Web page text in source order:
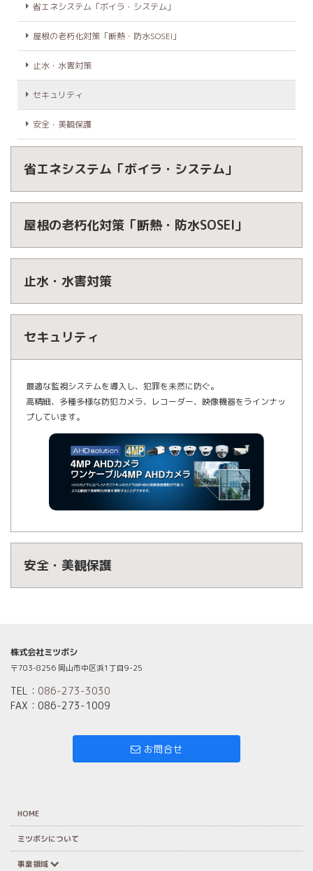
省エネシステム「ボイラ・システム」
屋根の老朽化対策「断熱・防水SOSEI」
止水・水害対策
セキュリティ
安全・美観保護
省エネシステム「ボイラ・システム」
屋根の老朽化対策「断熱・防水SOSEI」
止水・水害対策
セキュリティ
最適な監視システムを導入し、犯罪を未然に防ぐ。
高精細、多種多様な防犯カメラ、レコーダー、映像機器をラインナッ
プしています。
安全・美観保護
株式会社ミツボシ
〒703-8256 岡山市中区浜1丁目9-25
TEL： 086-273-3030
FAX：086-273-1009
お問合せ
HOME
ミツボシについて
事業領域